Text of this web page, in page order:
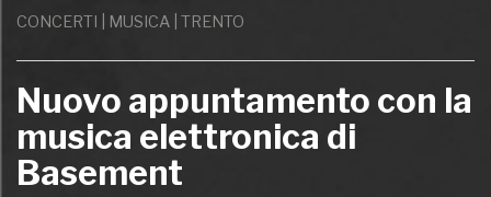
CONCERTI | MUSICA | TRENTO
Nuovo appuntamento con la
musica elettronica di
Basement